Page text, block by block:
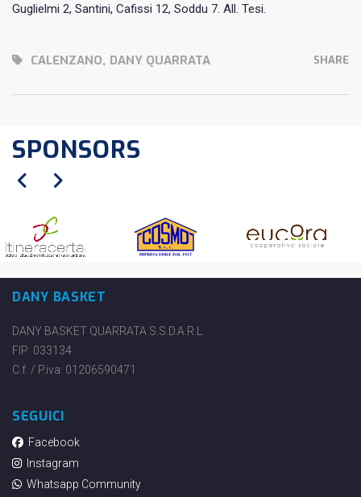
Guglielmi 2, Santini, Cafissi 12, Soddu 7. All. Tesi.
CALENZANO, DANY QUARRATA SHARE
SPONSORS
DANY BASKET
DANY BASKET QUARRATA S.S.D.A.R.L.
FIP: 033134
C.f. / P.iva: 01206590471
SEGUICI
Facebook
Instagram
Whatsapp Community